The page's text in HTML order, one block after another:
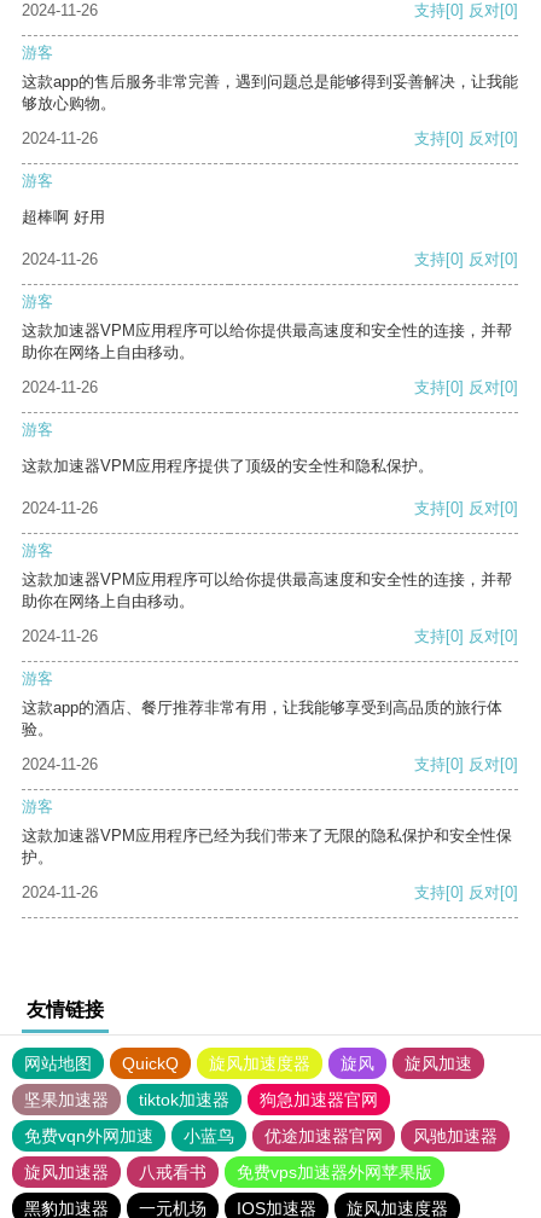
2024-11-26
支持[0] 反对[0]
游客
这款app的售后服务非常完善，遇到问题总是能够得到妥善解决，让我能
够放心购物。
2024-11-26
支持[0] 反对[0]
游客
超棒啊 好用
2024-11-26 支持[0] 反对[0]
游客
这款加速器VPM应用程序可以给你提供最高速度和安全性的连接，并帮
助你在网络上自由移动。
2024-11-26
支持[0] 反对[0]
游客
这款加速器VPM应用程序提供了顶级的安全性和隐私保护。
2024-11-26 支持[0] 反对[0]
游客
这款加速器VPM应用程序可以给你提供最高速度和安全性的连接，并帮
助你在网络上自由移动。
2024-11-26
支持[0] 反对[0]
游客
这款app的酒店、餐厅推荐非常有用，让我能够享受到高品质的旅行体
验。
2024-11-26
支持[0] 反对[0]
游客
这款加速器VPM应用程序已经为我们带来了无限的隐私保护和安全性保
护。
2024-11-26
支持[0] 反对[0]
友情链接
网站地图 QuickQ 旋风加速度器 旋风
旋风加速
坚果加速器
tiktok加速器
狗急加速器官网
免费vqn外网加速
小蓝鸟 优途加速器官网
风驰加速器
旋风加速器
八戒看书
免费vps加速器外网苹果版
黑豹加速器
一元机场 IOS加速器 旋风加速度器